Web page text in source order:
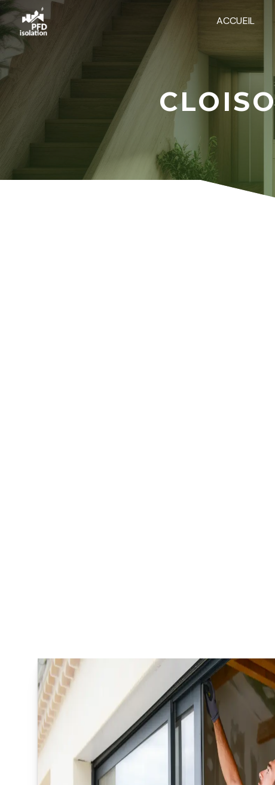
ACCUEIL
Panneau de gestion des cookies